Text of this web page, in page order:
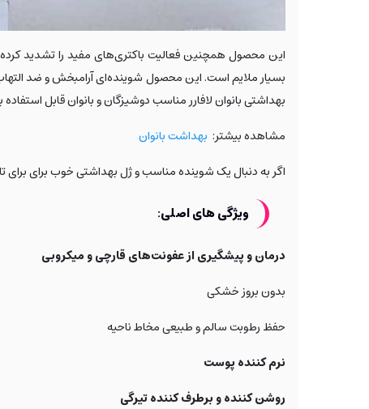
بسیار ملایم است. این محصول شوینده‌ای آرامبخش و ضد
بهداشتی بانوان لافارر مناسب دوشیزگان و بانوان قابل
مشاهده بیشتر: بهداشت بانوان
اگر به دنبال یک شوینده مناسب و ژل بهداشتی خوب برای
ویژگی های اصلی:
درمان و پیشگیری از عفونت‌های قارچی و میکروبی
بدون بروز خشکی
حفظ رطوبت سالم و طبیعی مخاط ناحیه
نرم کننده پوست
روشن کننده و برطرف کننده تیرگی